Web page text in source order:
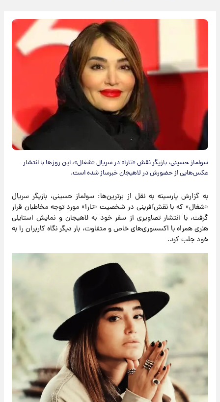
سولماز حسینی، بازیگر نقش «تارا» در سریال «شغال»، این روزها با انتشار
عکس‌هایی از حضورش در لاهیجان خبرساز شده است.
به گزارش پارسینه به نقل از برترین‌ها: سولماز حسینی، بازیگر سریال
«شغال» که با نقش‌آفرینی در شخصیت «تارا» مورد توجه مخاطبان قرار
گرفت، با انتشار تصاویری از سفر خود به لاهیجان و نمایش استایلی
هنری همراه با اکسسوری‌های خاص و متفاوت، بار دیگر نگاه کاربران را به
خود جلب کرد.